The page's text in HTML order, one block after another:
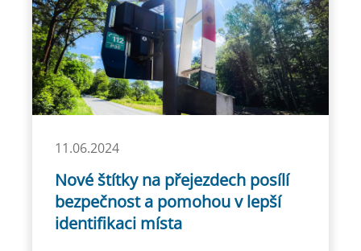
11.06.2024
Nové štítky na přejezdech posílí
bezpečnost a pomohou v lepší
identifikaci místa